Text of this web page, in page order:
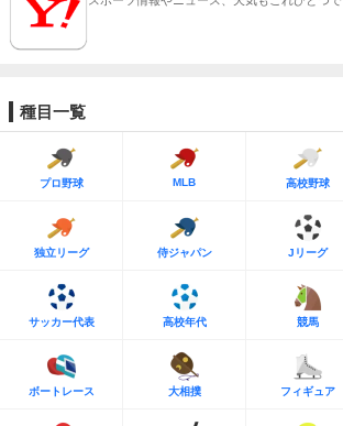
種目一覧
プロ野球 MLB 高校野球
独立リーグ 侍ジャパン Jリーグ
サッカー代表 高校年代 競馬
ボートレース 大相撲 フィギュア